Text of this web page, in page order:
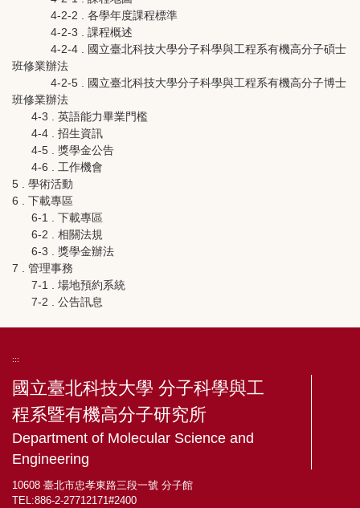
4-2-2 . 各學年度課程標準
4-2-3 . 課程概述
4-2-4 . 國立臺北科技大學分子科學與工程系有機高分子碩士
班修業辦法
4-2-5 . 國立臺北科技大學分子科學與工程系有機高分子博士
班修業辦法
4-3 . 英語能力畢業門檻
4-4 . 招生資訊
4-5 . 獎學金公告
4-6 . 工作機會
5 . 學術活動
6 . 下載專區
6-1 . 下載專區
6-2 . 相關法規
6-3 . 獎學金辦法
7 . 管理事務
7-1 . 場地預約系統
7-2 . 公告訊息
:::
國立臺北科技大學 分子科學與工
程系暨有機高分子研究所
Department of Molecular Science and
Engineering
10608 臺北市忠孝東路三段一號 分子館
TEL:886-2-27712171#2400